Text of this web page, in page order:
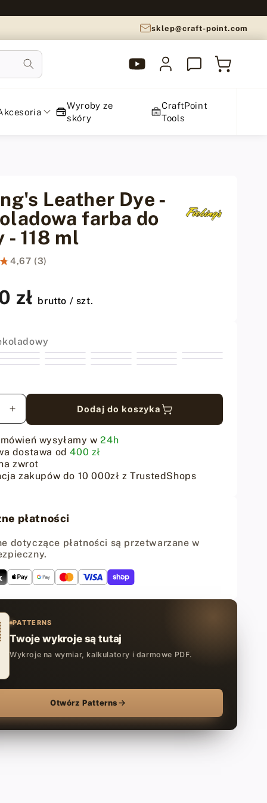
sklep@craft-point.com
YouTube
CraftPoint
Zaloguj
się
Koszyk
Wyroby ze
skóry
CraftPoint
Tools
Leather Dye -
farba do
- 118 ml
4,67 (3)
zł brutto / szt.
Zwiększ
ilość
dla
Fiebing&#39;s
Leather
Dye
farba
do
skóry
-
ml
Dodaj do koszyka
wysyłamy w24h
dostawa od400 zł
zwrot
zakupów do 10 000zł z TrustedShops
płatności
dotyczące płatności są przetwarzane w
PATTERNS
Twoje wykroje są tutaj
Wykroje na wymiar, kalkulatory i darmowe PDF.
Otwórz Patterns